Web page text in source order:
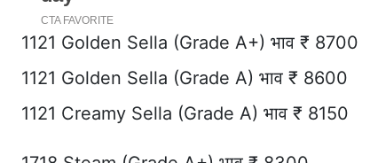
1121 Golden Sella (Grade A+) भाव ₹ 8700
1121 Golden Sella (Grade A) भाव ₹ 8600
1121 Creamy Sella (Grade A) भाव ₹ 8150